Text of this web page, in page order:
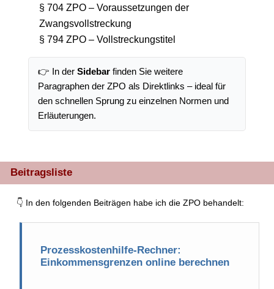
§ 704 ZPO – Voraussetzungen der
Zwangsvollstreckung
§ 794 ZPO – Vollstreckungstitel
👉 In der Sidebarfinden Sie weitere
Paragraphen der ZPO als Direktlinks – ideal für
den schnellen Sprung zu einzelnen Normen und
Erläuterungen.
Beitragsliste
👇 In den folgenden Beiträgen habe ich die ZPO behandelt:
Prozesskostenhilfe-Rechner:
Einkommensgrenzen online berechnen